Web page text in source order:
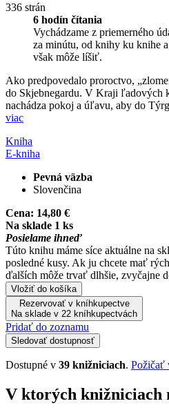
336 strán
6 hodín čítania
Vychádzame z priemerného
za minútu, od knihy ku knihe
však môže líšiť.
Ako predpovedalo proroctvo,
do Skjebnegardu. V Kraji ľadových
nachádza pokoj a úľavu, aby do
viac
Kniha
E-kniha
Pevná väzba
Slovenčina
Cena: 14,80 €
Na sklade 1 ks
Posielame ihneď
Túto knihu máme síce aktuálne na
posledné kusy. Ak ju chcete mať
ďalších môže trvať dlhšie, zvyčajne
Vložiť do košíka
Rezervovať v kníhkupectve
Na sklade v 22 kníhkupectvách
Pridať do zoznamu
Sledovať dostupnosť
Dostupné v 39 knižniciach. Požičať
V ktorých knižniciach